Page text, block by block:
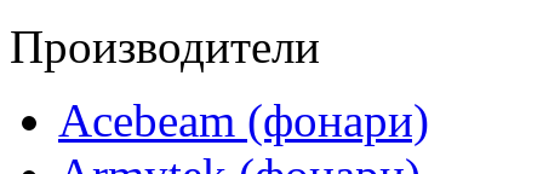
Производители
Acebeam (фонари)